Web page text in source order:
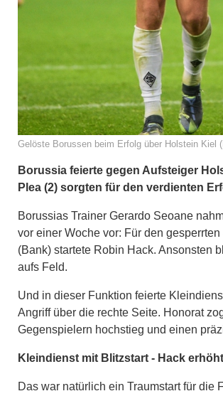
Gelöste Borussen beim Erfolg über Holstein Kiel
Borussia feierte gegen Aufsteiger
Plea (2) sorgten für den verdienten
Borussias Trainer Gerardo Seoane
vor einer Woche vor: Für den
(Bank) startete Robin Hack. Ansonsten
aufs Feld.
Und in dieser Funktion feierte
Angriff über die rechte Seite. Honorat
Gegenspielern hochstieg und einen
Kleindienst mit Blitzstart - Hack erhöht
Das war natürlich ein Traumstart für die